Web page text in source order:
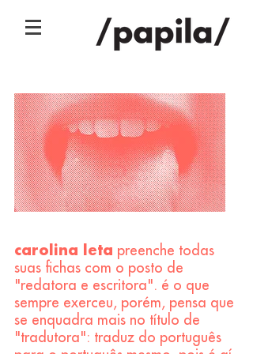
carolina leta preenche todas
suas fichas com o posto de
"redatora e escritora". é o que
sempre exerceu, porém, pensa que
se enquadra mais no título de
"tradutora": traduz do português